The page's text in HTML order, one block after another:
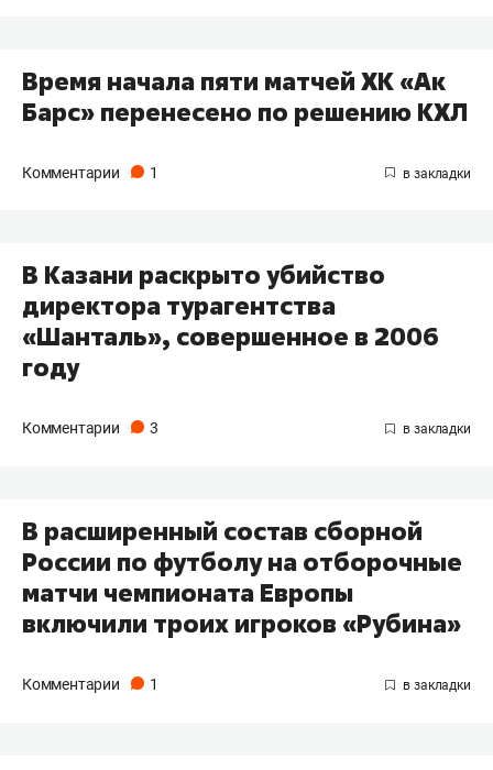
Время начала пяти матчей ХК «Ак
Барс» перенесено по решению КХЛ
Комментарии 1
В Казани раскрыто убийство
директора турагентства
«Шанталь», совершенное в 2006
году
Комментарии 3
В расширенный состав сборной
России по футболу на отборочные
матчи чемпионата Европы
включили троих игроков «Рубина»
Комментарии 1